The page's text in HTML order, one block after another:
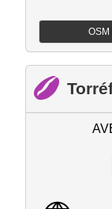
OSM